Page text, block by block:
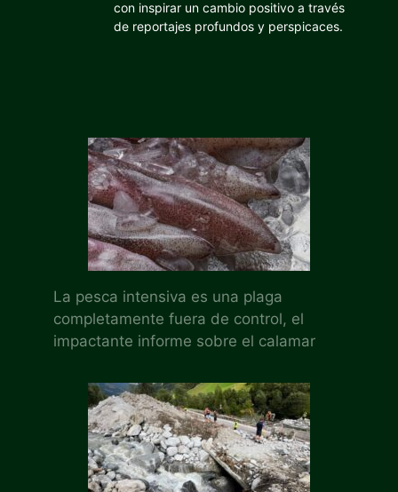
con inspirar un cambio positivo a través
de reportajes profundos y perspicaces.
La pesca intensiva es una plaga
completamente fuera de control, el
impactante informe sobre el calamar